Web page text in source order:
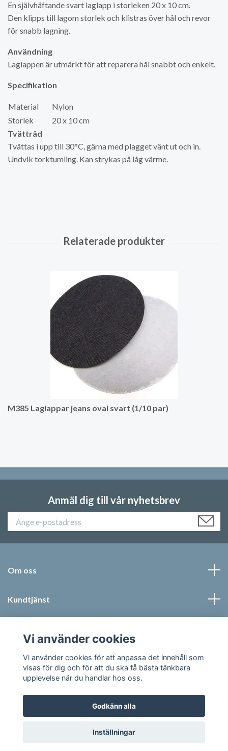
En självhäftande svart laglapp i storleken 20 x 10 cm.
Den klipps till lagom storlek och klistras över hål och revor
för snabb lagning.
Användning
Laglappen är utmärkt för att reparera hål snabbt och enkelt.
Specifikation
Material
Nylon
Storlek
20 x 10 cm
Tvättråd
Tvättas i upp till 30°C, gärna med plagget vänt ut och in.
Undvik torktumling. Kan strykas på låg värme.
M385 Laglappar jeans oval svart (1/10 par)
Anmäl dig till vår nyhetsbrev
Om oss
Kundtjänst
Sociala medier
© 2026 Jonic Textil AB
Vi använder cookies
Vi använder cookies för att anpassa det innehåll som
visas för dig och för att du ska få bästa tänkbara
upplevelse när du handlar hos oss.
Godkänn alla
Inställningar